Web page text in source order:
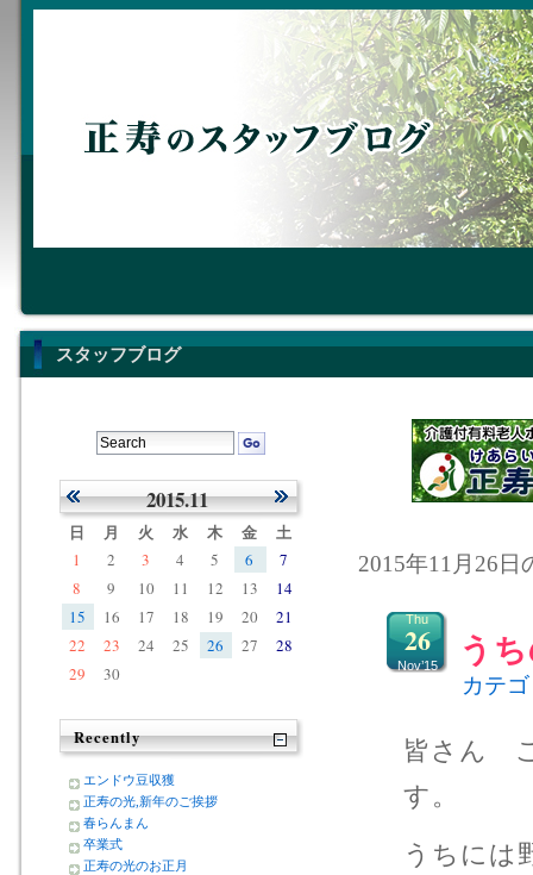
スタッフブログ
2015年11月26
う
Thu
26
Nov’15
カテ
皆さん
す。
うちには
2015.11
日 月 火 水 木 金 土
1 2 3 4 5 6
7
8
9 10 11 12 13
14
15
16 17 18 19 20
21
22
23 24 25 26 27
28
29
30
Recently
エンドウ豆収獲
正寿の光,新年のご挨拶
春らんまん
卒業式
正寿の光のお正月